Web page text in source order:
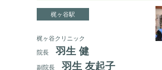
梶ヶ谷駅
梶ヶ谷クリニック
院長
羽生 健
副院長 羽生 友起子